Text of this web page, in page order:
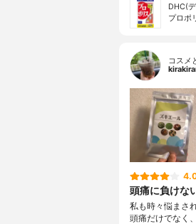
DHC(
プロポ
コスメ
頭痛に負けな
私も時々悩まさ
頭痛だけでなく